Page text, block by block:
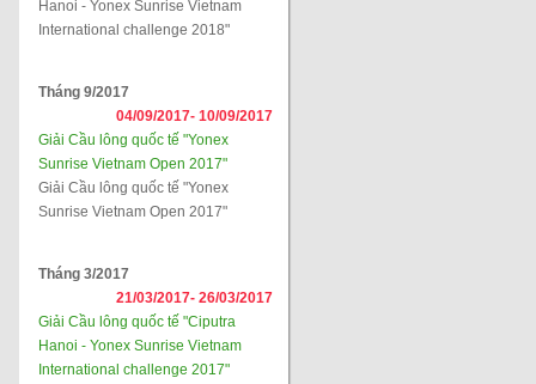
Hanoi - Yonex Sunrise Vietnam
International challenge 2018"
Tháng 9/2017
04/09/2017- 10/09/2017
Giải Cầu lông quốc tế "Yonex
Sunrise Vietnam Open 2017"
Giải Cầu lông quốc tế "Yonex
Sunrise Vietnam Open 2017"
Tháng 3/2017
21/03/2017- 26/03/2017
Giải Cầu lông quốc tế "Ciputra
Hanoi - Yonex Sunrise Vietnam
International challenge 2017"